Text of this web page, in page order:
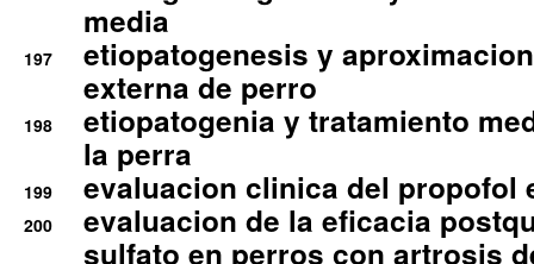
media
197
etiopatogenesis y
externa de perro
198
etiopatogenia y tratamiento
la perra
199 evaluacion clinica del propofol
200
evaluacion de la eficacia
sulfato en perros con artrosis